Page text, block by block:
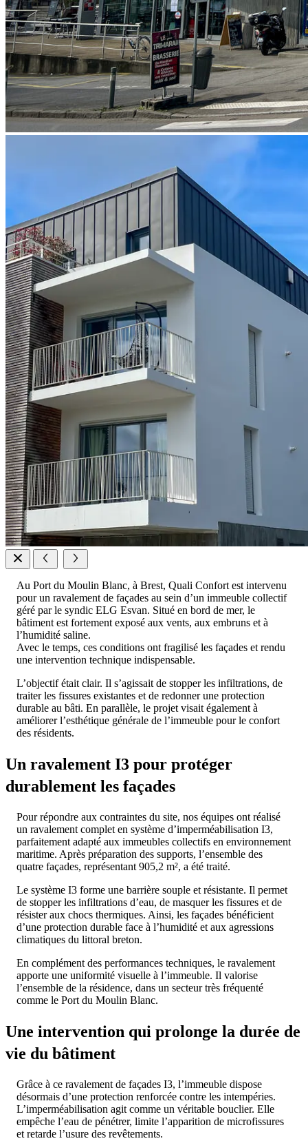
Au Port du Moulin Blanc, à Brest, Quali Confort est intervenu
pour un ravalement de façades au sein d’un immeuble collectif
géré par le syndic ELG Esvan. Situé en bord de mer, le
bâtiment est fortement exposé aux vents, aux embruns et à
l’humidité saline.
Avec le temps, ces conditions ont fragilisé les façades et rendu
une intervention technique indispensable.
L’objectif était clair. Il s’agissait de stopper les infiltrations, de
traiter les fissures existantes et de redonner une protection
durable au bâti. En parallèle, le projet visait également à
améliorer l’esthétique générale de l’immeuble pour le confort
des résidents.
Un ravalement I3 pour protéger
durablement les façades
Pour répondre aux contraintes du site, nos équipes ont réalisé
un ravalement complet en système d’imperméabilisation I3,
parfaitement adapté aux immeubles collectifs en environnement
maritime. Après préparation des supports, l’ensemble des
quatre façades, représentant 905,2 m², a été traité.
Le système I3 forme une barrière souple et résistante. Il permet
de stopper les infiltrations d’eau, de masquer les fissures et de
résister aux chocs thermiques. Ainsi, les façades bénéficient
d’une protection durable face à l’humidité et aux agressions
climatiques du littoral breton.
En complément des performances techniques, le ravalement
apporte une uniformité visuelle à l’immeuble. Il valorise
l’ensemble de la résidence, dans un secteur très fréquenté
comme le Port du Moulin Blanc.
Une intervention qui prolonge la durée de
vie du bâtiment
Grâce à ce ravalement de façades I3, l’immeuble dispose
désormais d’une protection renforcée contre les intempéries.
L’imperméabilisation agit comme un véritable bouclier. Elle
empêche l’eau de pénétrer, limite l’apparition de microfissures
et retarde l’usure des revêtements.